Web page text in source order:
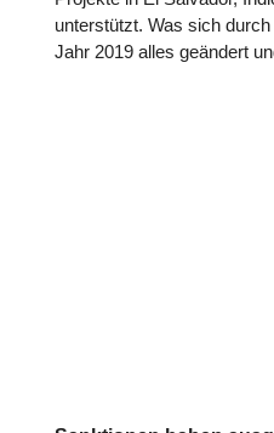
unterstützt. Was sich
Jahr 2019 alles geändert